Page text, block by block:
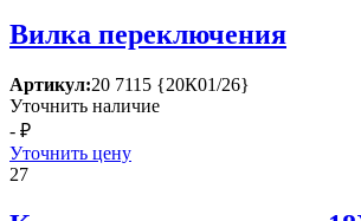
Вилка переключения
Артикул:20 7115 {20К01/26}
Уточнить наличие
- ₽
Уточнить цену
27